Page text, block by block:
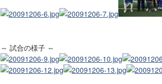
～ 試合の様子 ～